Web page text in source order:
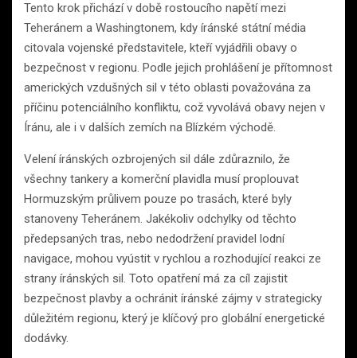
Tento krok přichází v době rostoucího napětí mezi
Teheránem a Washingtonem, kdy íránské státní média
citovala vojenské představitele, kteří vyjádřili obavy o
bezpečnost v regionu. Podle jejich prohlášení je přítomnost
amerických vzdušných sil v této oblasti považována za
příčinu potenciálního konfliktu, což vyvolává obavy nejen v
Íránu, ale i v dalších zemích na Blízkém východě.
Velení íránských ozbrojených sil dále zdůraznilo, že
všechny tankery a komerční plavidla musí proplouvat
Hormuzským průlivem pouze po trasách, které byly
stanoveny Teheránem. Jakékoliv odchylky od těchto
předepsaných tras, nebo nedodržení pravidel lodní
navigace, mohou vyústit v rychlou a rozhodující reakci ze
strany íránských sil. Toto opatření má za cíl zajistit
bezpečnost plavby a ochránit íránské zájmy v strategicky
důležitém regionu, který je klíčový pro globální energetické
dodávky.